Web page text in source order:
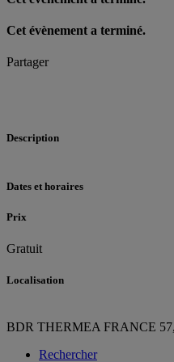
Cet évènement a terminé.
Partager
Description
Dates et horaires
Prix
Gratuit
Localisation
BDR THERMEA FRANCE
Rechercher